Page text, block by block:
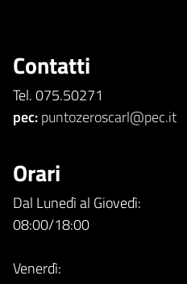
Contatti
Tel. 075.50271
pec:puntozeroscarl@pec.it
Orari
Dal Lunedì al Giovedì:
08:00/18:00
Venerdì: